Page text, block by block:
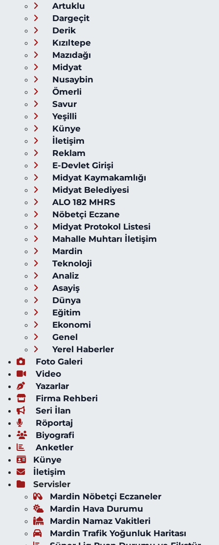
Artuklu
Dargeçit
Derik
Kızıltepe
Mazıdağı
Midyat
Nusaybin
Ömerli
Savur
Yeşilli
Künye
İletişim
Reklam
E-Devlet Girişi
Midyat Kaymakamlığı
Midyat Belediyesi
ALO 182 MHRS
Nöbetçi Eczane
Midyat Protokol Listesi
Mahalle Muhtarı İletişim
Mardin
Teknoloji
Analiz
Asayiş
Dünya
Eğitim
Ekonomi
Genel
Yerel Haberler
Foto Galeri
Video
Yazarlar
Firma Rehberi
Seri İlan
Röportaj
Biyografi
Anketler
Künye
İletişim
Servisler
Mardin Nöbetçi Eczaneler
Mardin Hava Durumu
Mardin Namaz Vakitleri
Mardin Trafik Yoğunluk Haritası